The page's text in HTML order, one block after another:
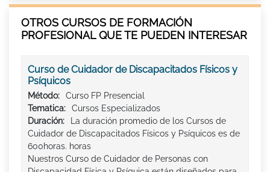
OTROS CURSOS DE FORMACIÓN
PROFESIONAL QUE TE PUEDEN INTERESAR
Curso de Cuidador de Discapacitados Físicos y
Psíquicos
Método:
Curso FP Presencial
Tematica:
Cursos Especializados
Duración:
La duración promedio de los Cursos de
Cuidador de Discapacitados Físicos y Psíquicos es de
600horas. horas
Nuestros Curso de Cuidador de Personas con